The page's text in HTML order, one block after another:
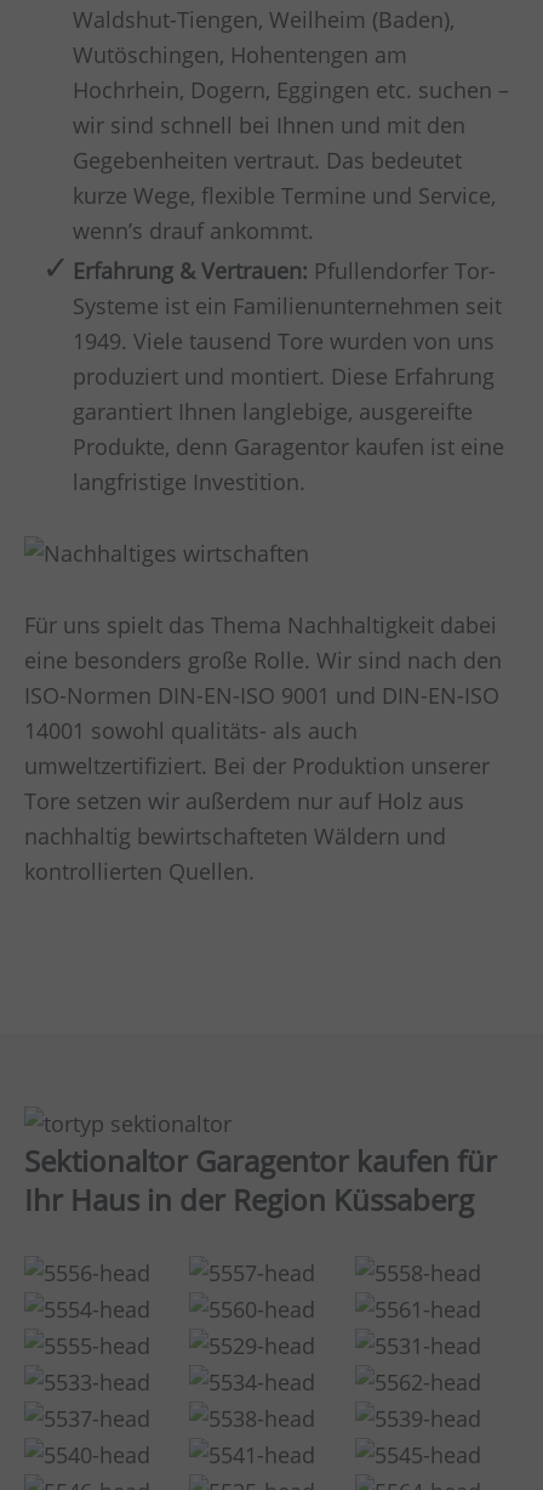
Waldshut-Tiengen, Weilheim (Baden),
Wutöschingen, Hohentengen am
Hochrhein, Dogern, Eggingen etc. suchen –
wir sind schnell bei Ihnen und mit den
Gegebenheiten vertraut. Das bedeutet
kurze Wege, flexible Termine und Service,
wenn’s drauf ankommt.
Erfahrung & Vertrauen: Pfullendorfer Tor-
Systeme ist ein Familienunternehmen seit
1949. Viele tausend Tore wurden von uns
produziert und montiert. Diese Erfahrung
garantiert Ihnen langlebige, ausgereifte
Produkte, denn Garagentor kaufen ist eine
langfristige Investition.
Für uns spielt das Thema Nachhaltigkeit dabei
eine besonders große Rolle. Wir sind nach den
ISO-Normen DIN-EN-ISO 9001 und DIN-EN-ISO
14001 sowohl qualitäts- als auch
umweltzertifiziert. Bei der Produktion unserer
Tore setzen wir außerdem nur auf Holz aus
nachhaltig bewirtschafteten Wäldern und
kontrollierten Quellen.
Sektionaltor Garagentor kaufen für
Ihr Haus in der Region Küssaberg